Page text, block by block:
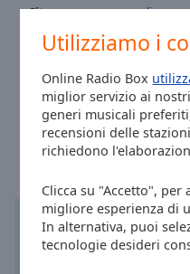
Utilizziamo i
Online Radio Box
miglior servizio ai
generi musicali
recensioni delle
richiedono
Clicca su "Accetto", per
migliore esperienza di
In alternativa, puoi
tecnologie desideri
Text
Family
Sito:
Email:
Twitter:
@azzurra_radio
Ora a Belvedere Marittimo